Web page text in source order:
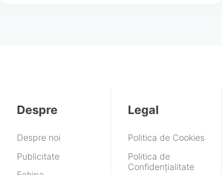
Despre
Despre noi
Publicitate
Legal
Politica de Cookies
Politica de
Confidențialitate